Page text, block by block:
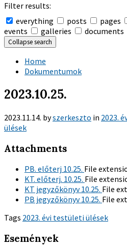
Filter results:
everything
posts pages
events
galleries documents
Collapse search
Home
Dokumentumok
2023.10.25.
2023.11.14. byszerkeszto in 2023.
ülések
Attachments
PB. előterj 10.25. File
KT. előterj. 10.25. File
KT jegyzőkönyv 10.25. File
PB jegyzőkönyv 10.25. File
Tags 2023. évi testületi ülések
Események